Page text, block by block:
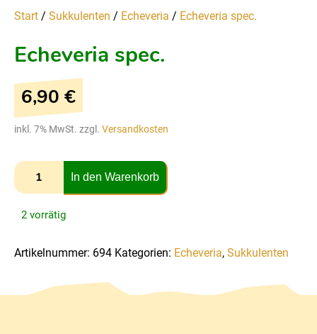
Start / Sukkulenten / Echeveria / Echeveria spec.
Echeveria spec.
6,90 €
inkl. 7% MwSt. zzgl. Versandkosten
In den Warenkorb
2 vorrätig
Artikelnummer: 694 Kategorien: Echeveria, Sukkulenten